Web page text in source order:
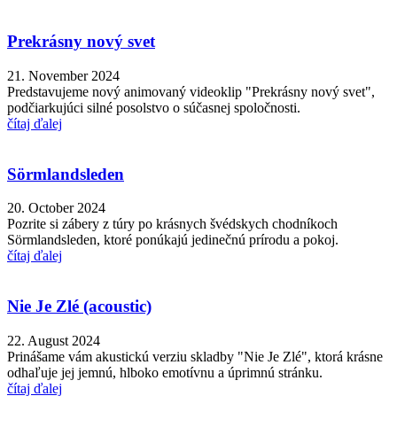
Prekrásny nový svet
21. November 2024
Predstavujeme nový animovaný videoklip "Prekrásny nový svet",
podčiarkujúci silné posolstvo o súčasnej spoločnosti.
čítaj ďalej
Sörmlandsleden
20. October 2024
Pozrite si zábery z túry po krásnych švédskych chodníkoch
Sörmlandsleden, ktoré ponúkajú jedinečnú prírodu a pokoj.
čítaj ďalej
Nie Je Zlé (acoustic)
22. August 2024
Prinášame vám akustickú verziu skladby "Nie Je Zlé", ktorá krásne
odhaľuje jej jemnú, hlboko emotívnu a úprimnú stránku.
čítaj ďalej